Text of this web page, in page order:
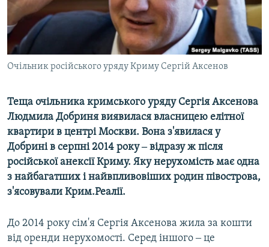
УКРАЇНСЬКА ПРОБЛЕМА КРИМУ
ІНФОГРАФІКА
ДОЛУЧАЙСЯ!
Очільник російського уряду Криму Сергій Аксенов
Теща очільника кримського уряду Сергія Аксенова
Людмила Добриня виявилася власницею елітної
квартири в центрі Москви. Вона з'явилася у
Добрині в серпні 2014 року ‒ відразу ж після
російської анексії Криму. Яку нерухомість має одна
з найбагатших і найвпливовіших родин півострова,
з'ясовували Крим.Реалії.
До 2014 року сім'я Сергія Аксенова жила за кошти
від оренди нерухомості. Серед іншого ‒ це